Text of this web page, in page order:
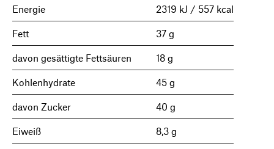
Energie 2319 kJ / 557 kcal
Fett 37 g
davon gesättigte Fettsäuren 18 g
Kohlenhydrate 45 g
davon Zucker 40 g
Eiweiß 8,3 g